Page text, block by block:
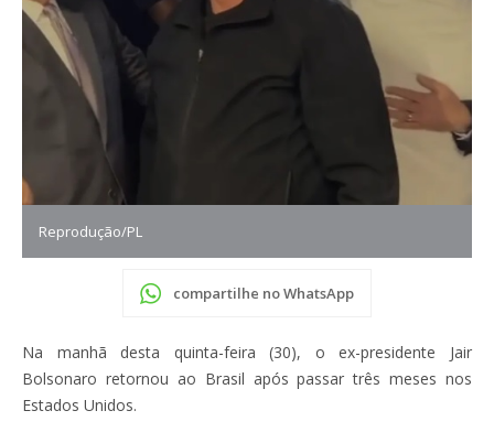
Reprodução/PL
compartilhe no WhatsApp
Na manhã desta quinta-feira (30), o ex-presidente Jair
Bolsonaro retornou ao Brasil após passar três meses nos
Estados Unidos.